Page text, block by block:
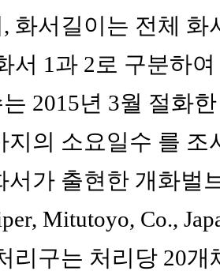
화서길이는 전체
서 1과 2로 구분하
2015년 3월 절화
지의 소요일수 를
서가 출현한 개화벌
Mitutoyo, Co.,
리구는 처리당 20